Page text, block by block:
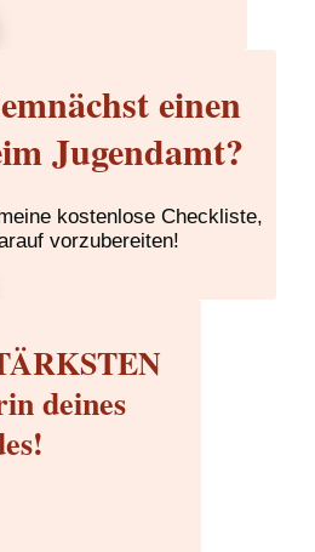
einen
Jugendamt?
kostenlose Checkliste,
vorzubereiten!
deines